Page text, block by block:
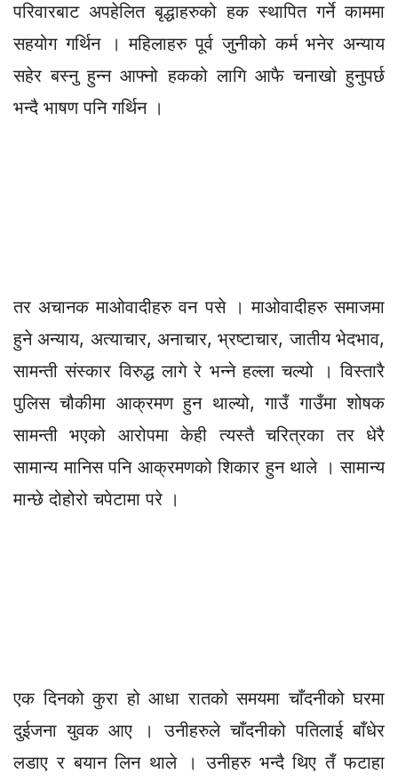
परिवारबाट अपहेलित बृद्धाहरुको हक स्थापित गर्ने काममा
सहयोग गर्थिन । महिलाहरु पूर्व जुनीको कर्म भनेर अन्याय
सहेर बस्नु हुन्न आफ्नो हकको लागि आफै चनाखो हुनुपर्छ
भन्दै भाषण पनि गर्थिन ।
तर अचानक माओवादीहरु वन पसे । माओवादीहरु समाजमा
हुने अन्याय, अत्याचार, अनाचार, भ्रष्टाचार, जातीय भेदभाव,
सामन्ती संस्कार विरुद्ध लागे रे भन्ने हल्ला चल्यो । विस्तारै
पुलिस चौकीमा आक्रमण हुन थाल्यो, गाउँ गाउँमा शोषक
सामन्ती भएको आरोपमा केही त्यस्तै चरित्रका तर धेरै
सामान्य मानिस पनि आक्रमणको शिकार हुन थाले । सामान्य
मान्छे दोहोरो चपेटामा परे ।
एक दिनको कुरा हो आधा रातको समयमा चाँदनीको घरमा
दुईजना युवक आए । उनीहरुले चाँदनीको पतिलाई बाँधेर
लडाए र बयान लिन थाले । उनीहरु भन्दै थिए तँ फटाहा